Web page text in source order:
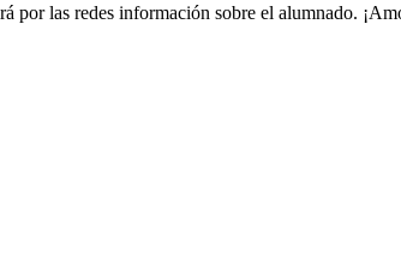
las redes información sobre el alumnado.